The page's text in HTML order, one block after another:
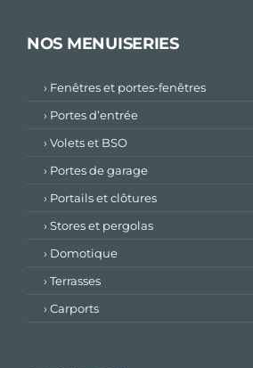
NOS MENUISERIES
› Fenêtres et portes-fenêtres
› Portes d’entrée
› Volets et BSO
› Portes de garage
› Portails et clôtures
› Stores et pergolas
› Domotique
› Terrasses
› Carports